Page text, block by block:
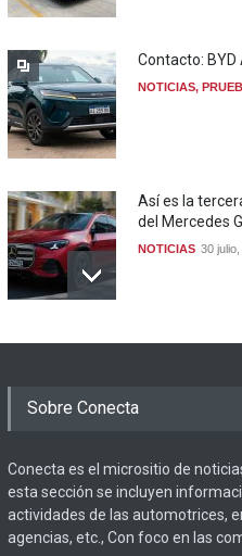
Contacto: BYD
NOTICIAS,
Así es la
del Mercedes
NOTICIAS 30
Sobre Conecta
Conecta es el micrositio de
esta sección se incluyen
actividades de las automotrices,
agencias, etc., Con foco en las